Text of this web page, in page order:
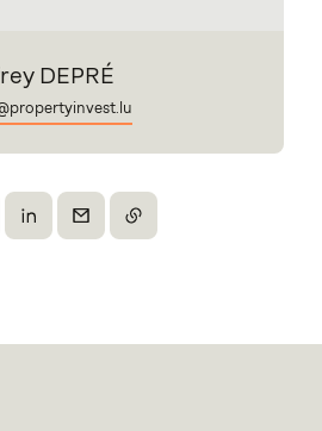
DEPRÉ
sur Facebook
Partager sur X
Envoyer par e-mail
Copier le lien